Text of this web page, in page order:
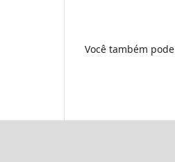
Você também pode